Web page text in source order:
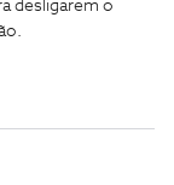
desligarem o